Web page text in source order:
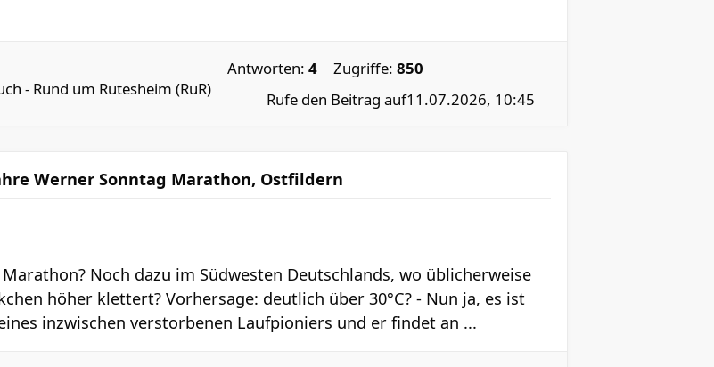
- Rund um Rutesheim (RuR)
Antworten: 4 Zugriffe: 850
11.07.2026, 10:45
Rufe den Beitrag auf
Werner Sonntag Marathon, Ostfildern
Noch dazu im Südwesten Deutschlands, wo üblicherweise
höher klettert? Vorhersage: deutlich über 30°C? - Nun ja, es ist
inzwischen verstorbenen Laufpioniers und er findet an ...